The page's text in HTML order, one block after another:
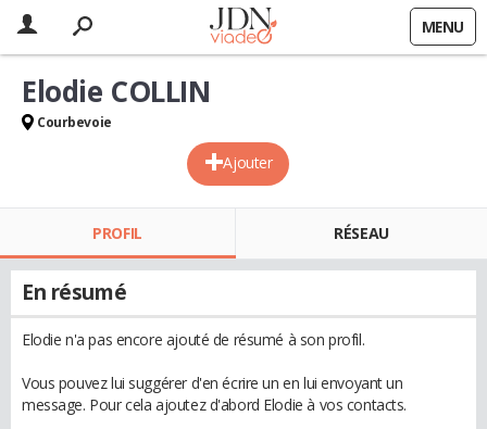
MENU
Ajouter
Elodie COLLIN
Courbevoie
PROFIL RÉSEAU
En résumé
Elodie n'a pas encore ajouté de résumé à son profil.
Vous pouvez lui suggérer d'en écrire un en lui envoyant un
message. Pour cela ajoutez d'abord Elodie à vos contacts.